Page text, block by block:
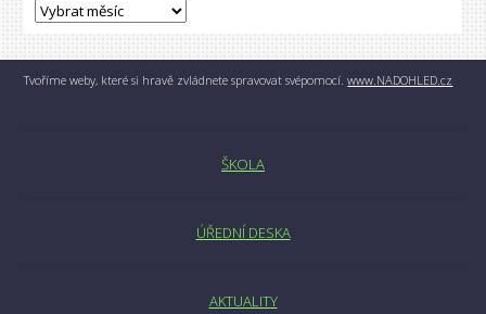
Tvoříme weby, které si hravě zvládnete spravovat svépomocí.www.NADOHLED.cz
ŠKOLA
ÚŘEDNÍ DESKA
AKTUALITY